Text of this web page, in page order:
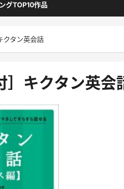
グTOP10作品
クタン英会話
］キクタン英会